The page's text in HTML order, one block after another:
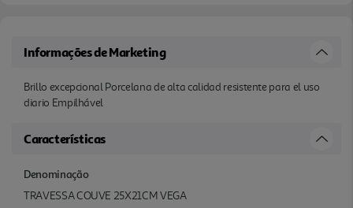
Informações de Marketing
Brillo excepcional Porcelana de alta calidad resistente para el uso
diario Empilhável
Características
Denominação
TRAVESSA COUVE 25X21CM VEGA